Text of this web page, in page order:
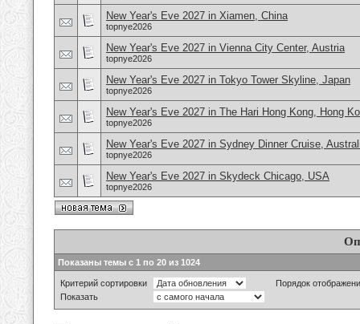
New Year's Eve 2027 in Xiamen, China
topnye2026
New Year's Eve 2027 in Vienna City Center, Austria
topnye2026
New Year's Eve 2027 in Tokyo Tower Skyline, Japan
topnye2026
New Year's Eve 2027 in The Hari Hong Kong, Hong
topnye2026
New Year's Eve 2027 in Sydney Dinner Cruise,
topnye2026
New Year's Eve 2027 in Skydeck Chicago, USA
topnye2026
Показаны темы с 1 по 20 из 1024
Критерий сортировки
Порядок
Показать